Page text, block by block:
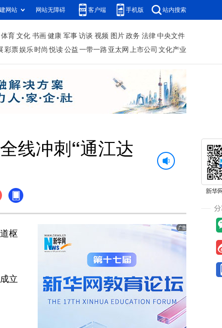
网站 网站无障碍 客户端 手机版 站内搜索
体育 文化 书画 健康 军事 访谈 视频 图片 政务 法律 中央文件
彩票娱乐 时尚 悦读 公益 一带一路 亚太网 上市公司 文化产业
线冲刺“通江达
枢
立